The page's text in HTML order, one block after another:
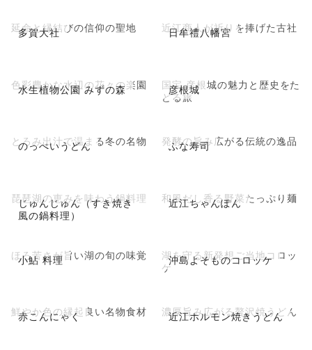
多賀大社
延命と縁結びの信仰の聖地 日牟禮八幡宮
近江商人が祈りを捧げた古社
水生植物公園 みずの森
色彩豊かな水辺の花々の楽園 彦根城
国宝 彦根城の魅力と歴史をた
どる旅
のっぺいうどん
とろみ出汁で温まる冬の名物 ふな寿司
発酵の旨み広がる伝統の逸品
じゅんじゅん（すき焼き
風の鍋料理）
琵琶湖の恵みを味わう鍋料理 近江ちゃんぽん
和風だし香る野菜たっぷり麺
小鮎 料理
ほろ苦さが旨い湖の旬の味覚 沖島よそものコロッケ
湖を守る新発想ご当地コロッ
ケ
赤こんにゃく
鮮やか色の縁起良い名物食材 近江ホルモン焼きうどん
濃厚旨み広がる贅沢焼うどん